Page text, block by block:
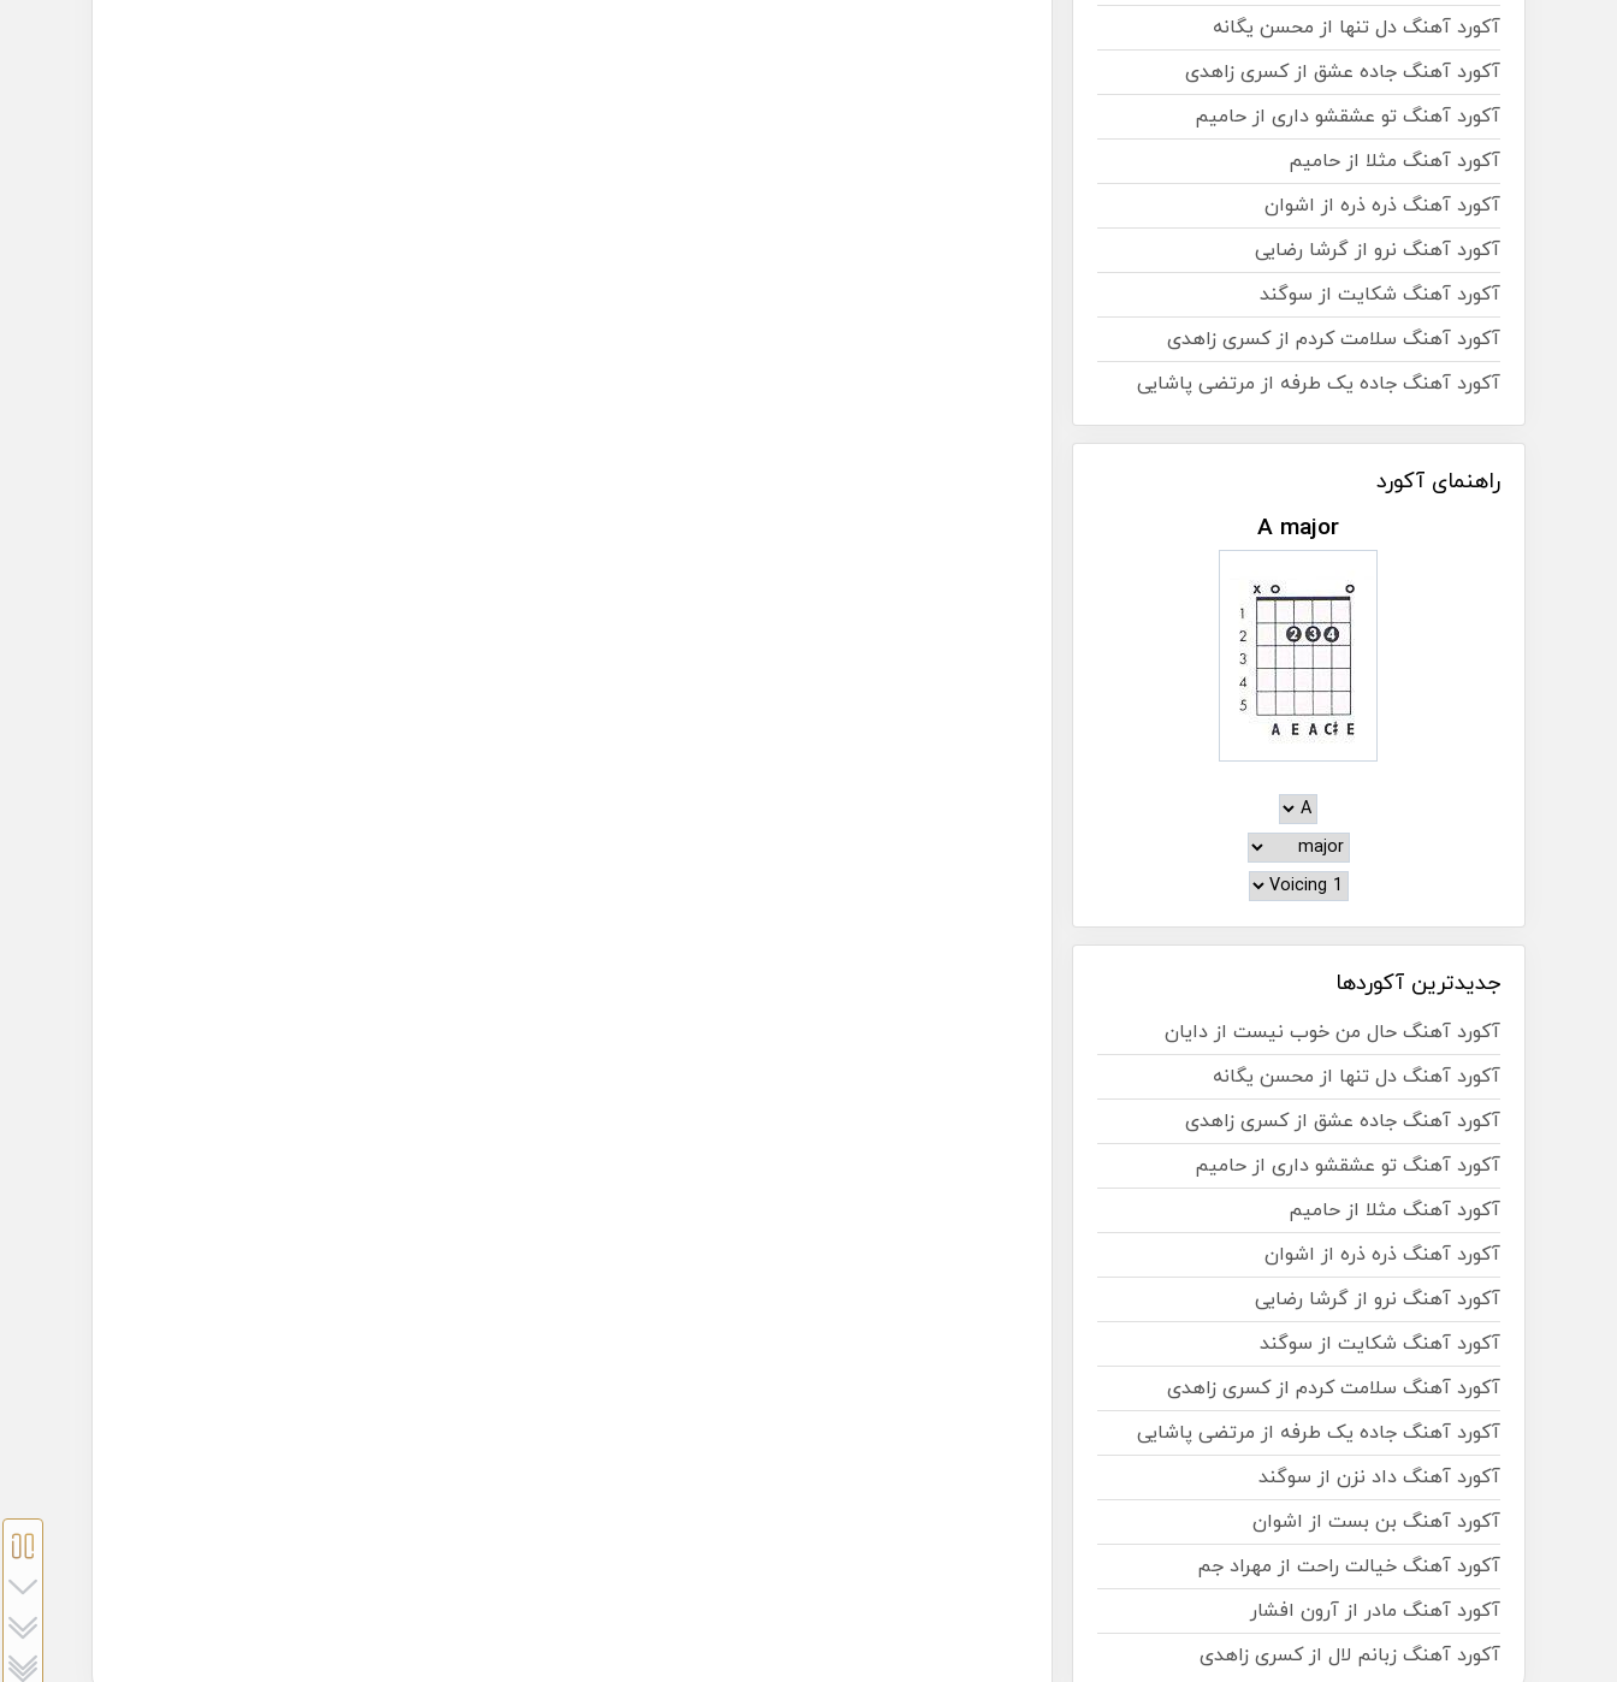
آکورد آهنگ دل تنها از محسن یگانه
آکورد آهنگ جاده عشق از کسری زاهدی
آکورد آهنگ تو عشقشو داری از حامیم
آکورد آهنگ مثلا از حامیم
آکورد آهنگ ذره ذره از اشوان
آکورد آهنگ نرو از گرشا رضایی
آکورد آهنگ شکایت از سوگند
آکورد آهنگ سلامت کردم از کسری زاهدی
آکورد آهنگ جاده یک طرفه از مرتضی پاشایی
راهنمای آکورد
A major
جدیدترین آکوردها
آکورد آهنگ حال من خوب نیست از دایان
آکورد آهنگ دل تنها از محسن یگانه
آکورد آهنگ جاده عشق از کسری زاهدی
آکورد آهنگ تو عشقشو داری از حامیم
آکورد آهنگ مثلا از حامیم
آکورد آهنگ ذره ذره از اشوان
آکورد آهنگ نرو از گرشا رضایی
آکورد آهنگ شکایت از سوگند
آکورد آهنگ سلامت کردم از کسری زاهدی
آکورد آهنگ جاده یک طرفه از مرتضی پاشایی
آکورد آهنگ داد نزن از سوگند
آکورد آهنگ بن بست از اشوان
آکورد آهنگ خیالت راحت از مهراد جم
آکورد آهنگ مادر از آرون افشار
آکورد آهنگ زبانم لال از کسری زاهدی